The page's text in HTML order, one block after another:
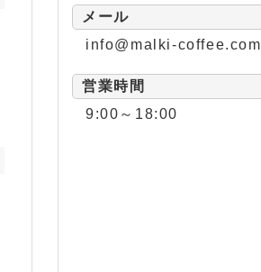
メール
info@malki-coffee.com
営業時間
9:00～18:00